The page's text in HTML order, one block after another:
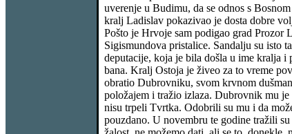
uverenje u Budimu, da se odnos s
kralj Ladislav pokazivao je dosta dobre
Pošto je Hrvoje sam podigao grad
Sigismundova pristalice. Sandalju su
deputacije, koja je bila došla u ime kralja
bana. Kralj Ostoja je živeo za to vreme
obratio Dubrovniku, svom krvnom
položajem i tražio izlaza. Dubrovnik mu je
nisu trpeli Tvrtka. Odobrili su mu i da
pouzdano. U novembru te godine tražili